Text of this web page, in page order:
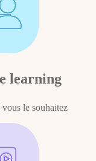
learning
le souhaitez